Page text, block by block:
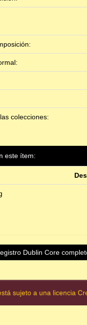
colecciones:
este ítem:
Dublin Core
sujeto a una licencia